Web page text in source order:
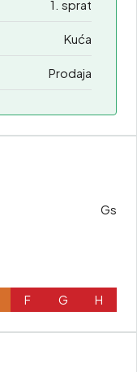
1. sprat
Kuća
Prodaja
Gs
F G H